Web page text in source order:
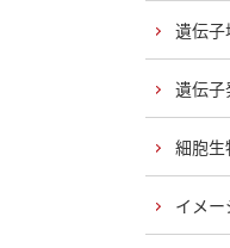
遺伝子
遺伝子
細胞生
イメ